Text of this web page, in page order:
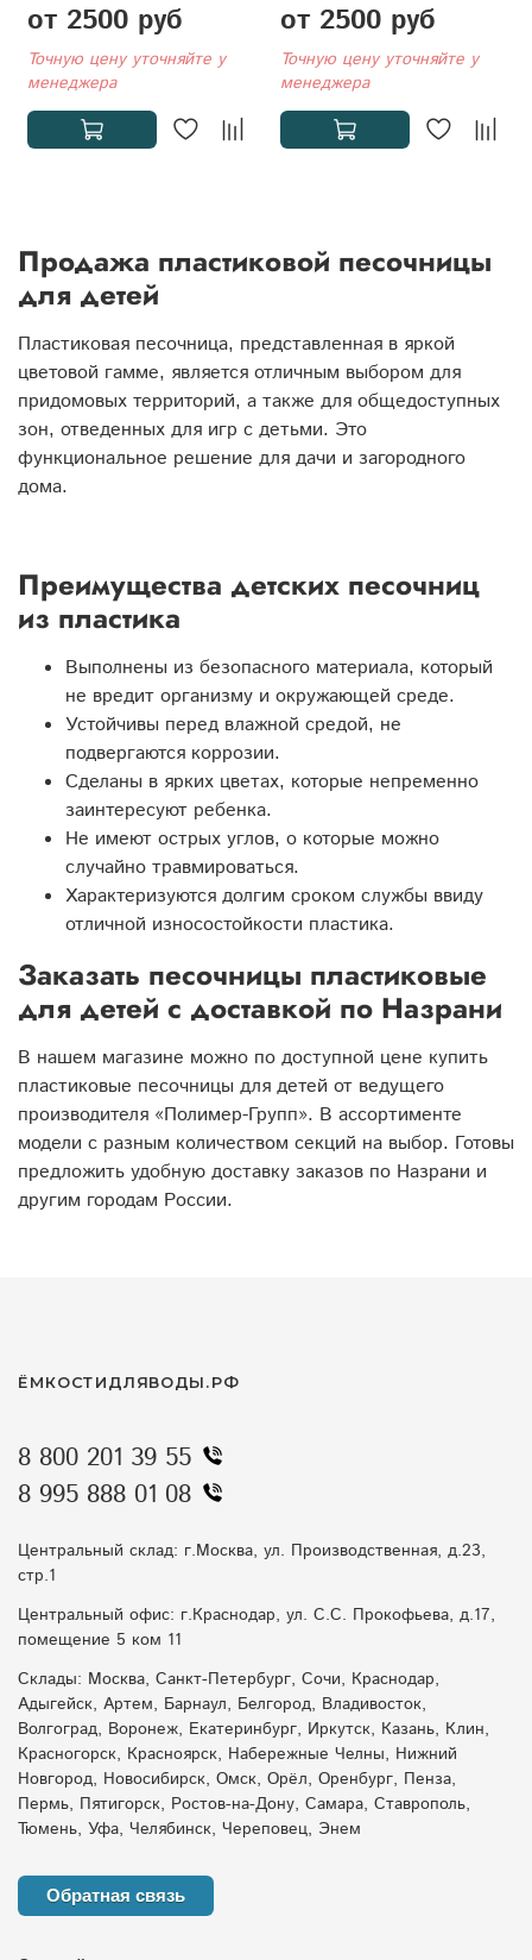
от 2500 руб
Точную цену уточняйте у
менеджера
от 2500 руб
Точную цену уточняйте у
менеджера
Продажа пластиковой песочницы
для детей
Пластиковая песочница, представленная в яркой
цветовой гамме, является отличным выбором для
придомовых территорий, а также для общедоступных
зон, отведенных для игр с детьми. Это
функциональное решение для дачи и загородного
дома.
Преимущества детских песочниц
из пластика
Выполнены из безопасного материала, который
не вредит организму и окружающей среде.
Устойчивы перед влажной средой, не
подвергаются коррозии.
Сделаны в ярких цветах, которые непременно
заинтересуют ребенка.
Не имеют острых углов, о которые можно
случайно травмироваться.
Характеризуются долгим сроком службы ввиду
отличной износостойкости пластика.
Заказать песочницы пластиковые
для детей с доставкой по Назрани
В нашем магазине можно по доступной цене купить
пластиковые песочницы для детей от ведущего
производителя «Полимер-Групп». В ассортименте
модели с разным количеством секций на выбор. Готовы
предложить удобную доставку заказов по Назрани и
другим городам России.
ЁМКОСТИДЛЯВОДЫ.РФ
8 800 201 39 55
8 995 888 01 08
Центральный склад: г.Москва, ул. Производственная, д.23,
стр.1
Центральный офис: г.Краснодар, ул. С.С. Прокофьева, д.17,
помещение 5 ком 11
Склады: Москва, Санкт-Петербург, Сочи, Краснодар,
Адыгейск, Артем, Барнаул, Белгород, Владивосток,
Волгоград, Воронеж, Екатеринбург, Иркутск, Казань, Клин,
Красногорск, Красноярск, Набережные Челны, Нижний
Новгород, Новосибирск, Омск, Орёл, Оренбург, Пенза,
Пермь, Пятигорск, Ростов-на-Дону, Самара, Ставрополь,
Тюмень, Уфа, Челябинск, Череповец, Энем
Обратная связь